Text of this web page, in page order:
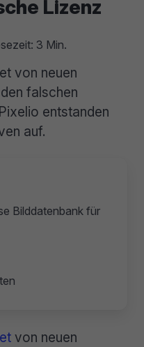
Lizenz
3 Min.
von neuen
falschen
entstanden
auf.
Bilddatenbank für
von neuen